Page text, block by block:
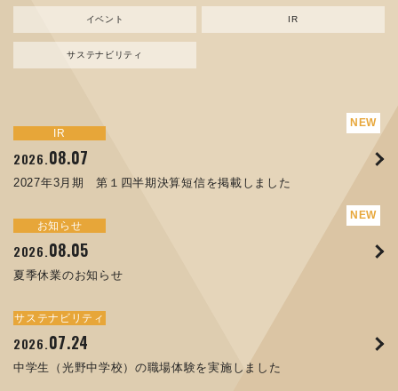
イベント IR
サステナビリティ
IR
2026.08.07
2027年3月期 第１四半期決算短信を掲載しました
お知らせ
2026.08.05
夏季休業のお知らせ
サステナビリティ
2026.07.24
中学生（光野中学校）の職場体験を実施しました
新規事業
2024.04.10
資源ごみAI 自動選別機 販売開始のお知らせ
お知らせ
2026.08.05
夏季休業のお知らせ
お知らせ
2025.11.17
コラムを更新しました：MECT2025(メカトロテックジャパ
お知らせ
2025. 09.02
トピックス
2026.07.17
ORANGE NEWS Vol. 014を掲載しました
トピックス
2026.04.17
ORANGE NEWS Vol. 013を掲載しました
トピックス
2025.10.01
高松流技Vol.25を掲載しました
イベント
2026.04.03
MEX金沢2026 出展のご案内 ※終了しました
イベント
2025.08.29
MECT 2025 出展のご案内 ※終了しました
イベント
2025.04.16
MEX金沢2025 出展のご案内 ※終了しました
IR
2026.08.07
2027年3月期 第１四半期決算短信を掲載しました
IR
2026.07.22
譲渡制限付株式報酬としての自己株式の処分の割当完了に関
IR
2026. 07.07
サステナビリティ
2026.07.24
中学生（光野中学校）の職場体験を実施しました
サステナビリティ
2026.06.12
人材戦略を策定しました
サステナビリティ
2026.03.26
「健康経営優良法人２０２６（大規模法人部門）」に認定さ